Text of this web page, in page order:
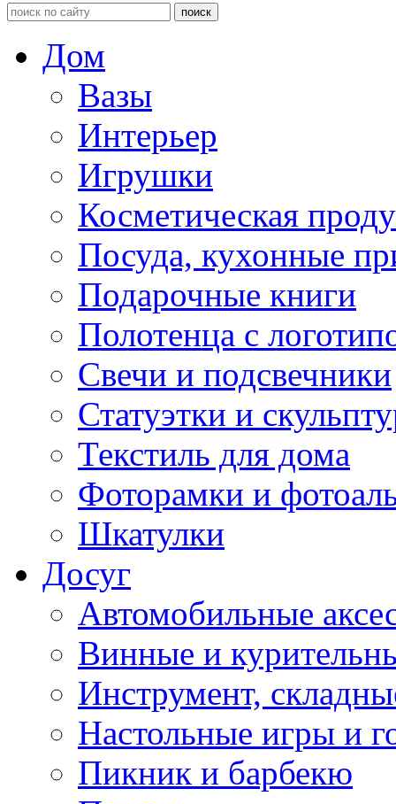
Дом
Вазы
Интерьер
Игрушки
Косметическая
Посуда, кухонные
Подарочные книги
Полотенца с
Свечи и подсвечники
Статуэтки и
Текстиль для дома
Фоторамки и
Шкатулки
Досуг
Автомобильные
Винные и
Инструмент,
Настольные игры и
Пикник и барбекю